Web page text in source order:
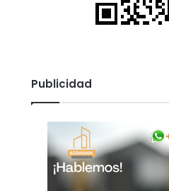
Publicidad